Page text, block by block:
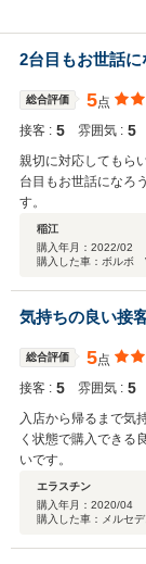
2台目もお世話
総合評価 5点
接客 : 5 雰囲気 : 5
親切に対応してもら
台目もお世話になろ
す。
稲江
購入年月： 2022/02
購入した車：ボル
気持ちの良い接
総合評価 5点
接客 : 5 雰囲気 : 5
入店から帰るまで気
く状態で購入できる
いです。
エラスチン
購入年月： 2020/04
購入した車：メルセ